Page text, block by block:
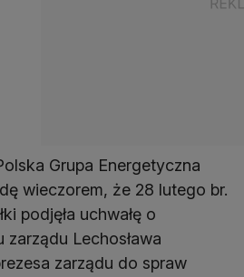
Grupa Energetyczna
wieczorem, że 28 lutego br.
podjęła uchwałę o
zarządu Lechosława
zarządu do spraw